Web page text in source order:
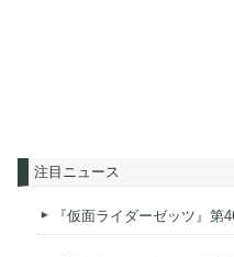
注目ニュース
『仮面ライダーゼッツ』